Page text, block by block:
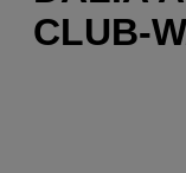
CLUB-